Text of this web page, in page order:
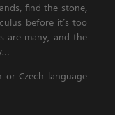
find the stone,
before it’s too
are many, and the
or Czech language